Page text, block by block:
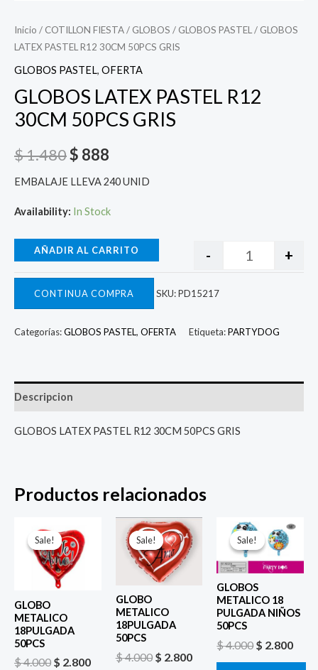
Inicio / COTILLON FIESTA/ GLOBOS / GLOBOS PASTEL/ GLOBOS
LATEX PASTEL R12 30CM 50PCS GRIS
GLOBOS PASTEL, OFERTA
GLOBOS LATEX PASTEL R12
30CM 50PCS GRIS
$1.480$ 888
EMBALAJE LLEVA 240 UNID
Availability: In Stock
- +
AÑADIR AL CARRITO
CONTINUA COMPRA SKU:PD15217
Categorías:GLOBOS PASTEL, OFERTA Etiqueta:PARTYDOG
Descripcion
GLOBOS LATEX PASTEL R12 30CM 50PCS GRIS
Productos relacionados
Sale!
Sale!
GLOBO
METALICO
18PULGADA
50PCS
$4.000
precio
original
era:
$ 4.000.
$ 2.800
Sale!
Sale!
GLOBO
METALICO
18PULGADA
50PCS
$4.000
El
precio
original
era:
$ 4.000.
$ 2.800
El
precio
actual
$ 2.800.
Sale!
Sale!
GLOBOS
METALICO 18
PULGADA NIÑOS
50PCS
$4.000
El
precio
original
era:
$ 4.000.
$ 2.800
El